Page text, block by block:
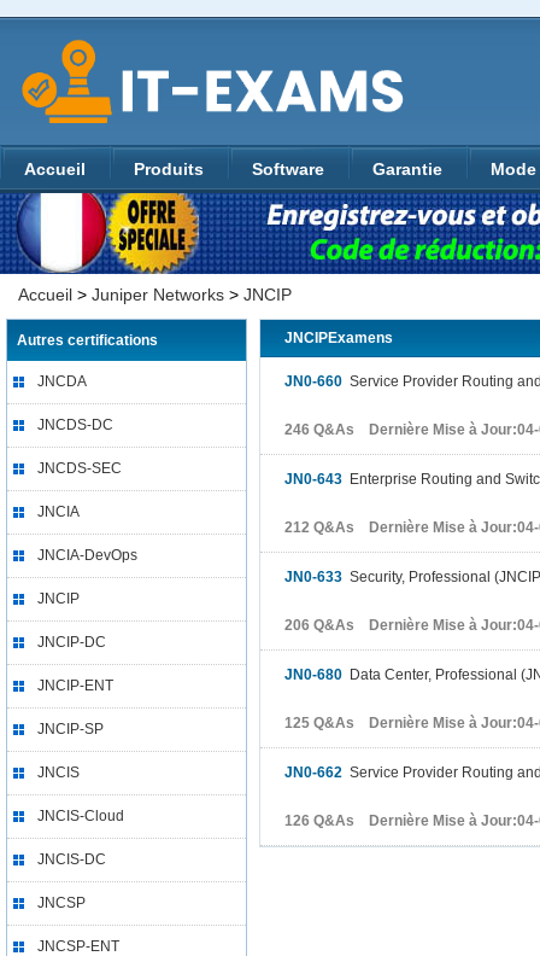
Accueil Produits Software Garantie
Accueil > Juniper Networks > JNCIP
Autres certifications
JNCDA
JNCDS-DC
JNCDS-SEC
JNCIA
JNCIA-DevOps
JNCIP
JNCIP-DC
JNCIP-ENT
JNCIP-SP
JNCIS
JNCIS-Cloud
JNCIS-DC
JNCSP
JNCSP-ENT
JNCIPExamens
JN0-660 Service Provider Routing
246 Q&As Dernière Mise à Jour:04-
JN0-643 Enterprise Routing and
212 Q&As Dernière Mise à Jour:04-
JN0-633 Security, Professional
206 Q&As Dernière Mise à Jour:04-
JN0-680 Data Center, Professional
125 Q&As Dernière Mise à Jour:04-
JN0-662 Service Provider Routing
126 Q&As Dernière Mise à Jour:04-